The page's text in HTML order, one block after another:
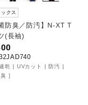
クス
防臭／防汚】N-XT T
(長袖)
乾 UVカット
防汚